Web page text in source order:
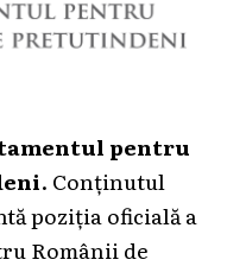
pentru
. Conținutul
poziția oficială a
Românii de